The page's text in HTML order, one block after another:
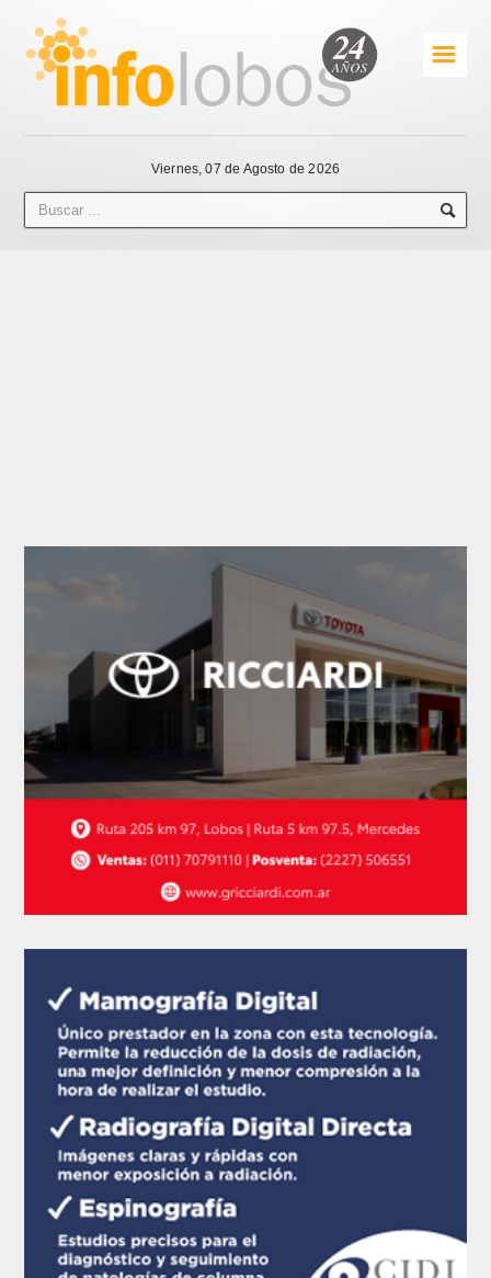
☰
Viernes, 07 de Agosto de 2026